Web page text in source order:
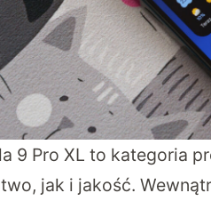
9 Pro XL to kategoria
jak i jakość.